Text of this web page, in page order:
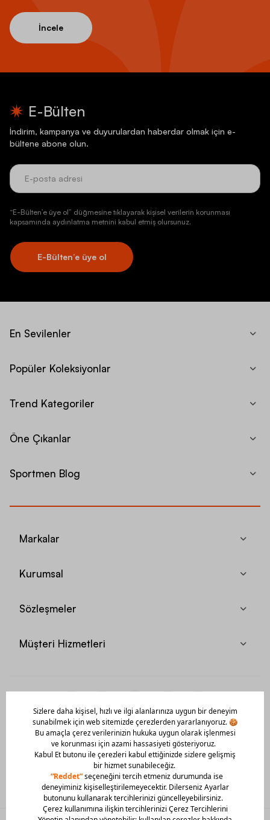
İncele
E-Bülten
İndirim, kampanya ve duyurulardan haberdar olmak için e-
bültene abone olun.
“E-Bülten’e üye ol” düğmesine tıklayarak kişisel verilerin korunması
kapsamında aydınlatma metnini kabul etmiş olursunuz.
E-Bülten’e üye ol
En Sevilenler
Popüler Koleksiyonlar
Trend Kategoriler
Öne Çıkanlar
Sportmen Blog
Markalar
Kurumsal
Sözleşmeler
Müşteri Hizmetleri
Mobil Uygulamamızı Hemen İndir!